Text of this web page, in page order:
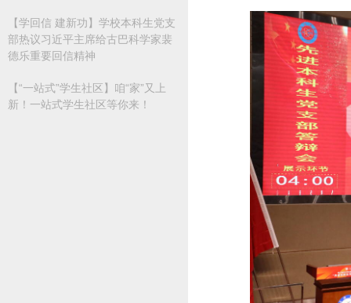
【学回信 建新功】学校本科生党支
部热议习近平主席给古巴科学家裴
德乐重要回信精神
【“一站式”学生社区】咱“家”又上
新！一站式学生社区等你来！